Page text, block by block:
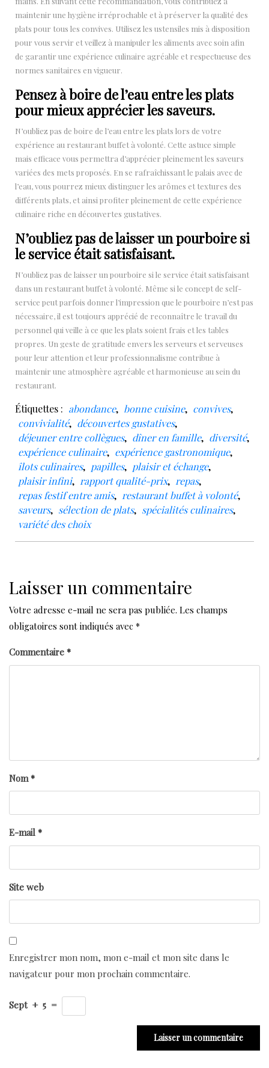
maintenir une hygiène irréprochable et à préserver la qualité des
plats pour tous les convives. Utilisez les ustensiles mis à disposition
pour vous servir et veillez à manipuler les aliments avec soin afin
de garantir une expérience culinaire agréable et respectueuse des
normes sanitaires en vigueur.
Pensez à boire de l’eau entre les plats
pour mieux apprécier les saveurs.
N’oubliez pas de boire de l’eau entre les plats lors de votre
expérience au restaurant buffet à volonté. Cette astuce simple
mais efficace vous permettra d’apprécier pleinement les saveurs
variées des mets proposés. En se rafraîchissant le palais avec de
l’eau, vous pourrez mieux distinguer les arômes et textures des
différents plats, et ainsi profiter pleinement de cette expérience
culinaire riche en découvertes gustatives.
N’oubliez pas de laisser un pourboire si
le service était satisfaisant.
N’oubliez pas de laisser un pourboire si le service était satisfaisant
dans un restaurant buffet à volonté. Même si le concept de self-
service peut parfois donner l’impression que le pourboire n’est pas
nécessaire, il est toujours apprécié de reconnaître le travail du
personnel qui veille à ce que les plats soient frais et les tables
propres. Un geste de gratitude envers les serveurs et serveuses
pour leur attention et leur professionnalisme contribue à
maintenir une atmosphère agréable et harmonieuse au sein du
restaurant.
Étiquettes : abondance, bonne cuisine, convives,
convivialité, découvertes gustatives,
déjeuner entre collègues, dîner en famille, diversité,
expérience culinaire, expérience gastronomique,
îlots culinaires, papilles, plaisir et échange,
plaisir infini, rapport qualité-prix, repas,
repas festif entre amis, restaurant buffet à volonté,
saveurs, sélection de plats, spécialités culinaires,
variété des choix
Laisser un commentaire
Votre adresse e-mail ne sera pas publiée. Les champs
obligatoires sont indiqués avec *
Commentaire *
Nom *
E-mail *
Site web
Enregistrer mon nom, mon e-mail et mon site dans le
navigateur pour mon prochain commentaire.
Sept + 5 =